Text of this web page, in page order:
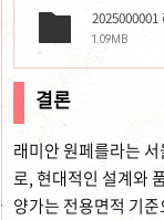
1.09MB
결론
래미안 원페를라는
로, 현대적인 설계와
양가는 전용면적 기